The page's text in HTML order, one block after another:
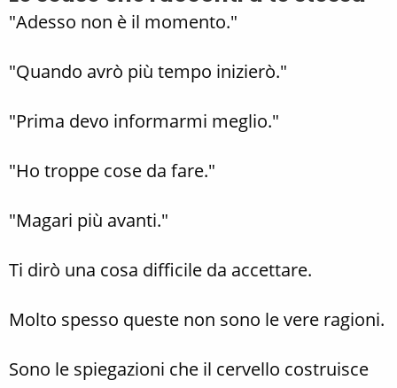
"Adesso non è il momento."
"Quando avrò più tempo inizierò."
"Prima devo informarmi meglio."
"Ho troppe cose da fare."
"Magari più avanti."
Ti dirò una cosa difficile da accettare.
Molto spesso queste non sono le vere ragioni.
Sono le spiegazioni che il cervello costruisce